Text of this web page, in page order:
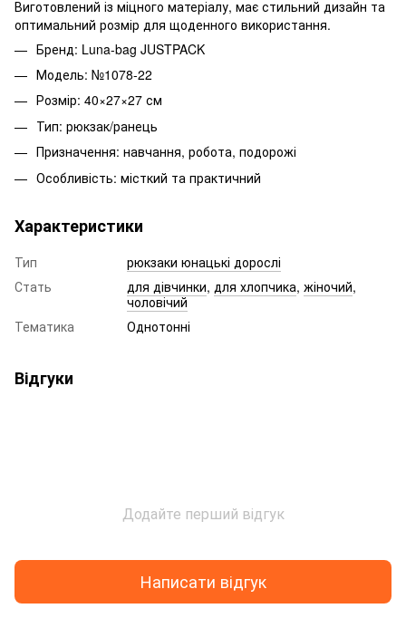
Виготовлений із міцного матеріалу, має стильний дизайн та
оптимальний розмір для щоденного використання.
Бренд: Luna-bag JUSTPACK
Модель: №1078-22
Розмір: 40×27×27 см
Тип: рюкзак/ранець
Призначення: навчання, робота, подорожі
Особливість: місткий та практичний
Характеристики
Тип
рюкзаки юнацькі дорослі
Стать
для дівчинки, для хлопчика, жіночий,
чоловічий
Тематика
Однотонні
Відгуки
Додайте перший відгук
Написати відгук